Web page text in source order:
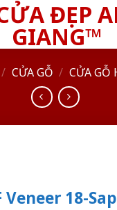
/ CỬA GỖ / CỬA GỖ
Veneer 18-